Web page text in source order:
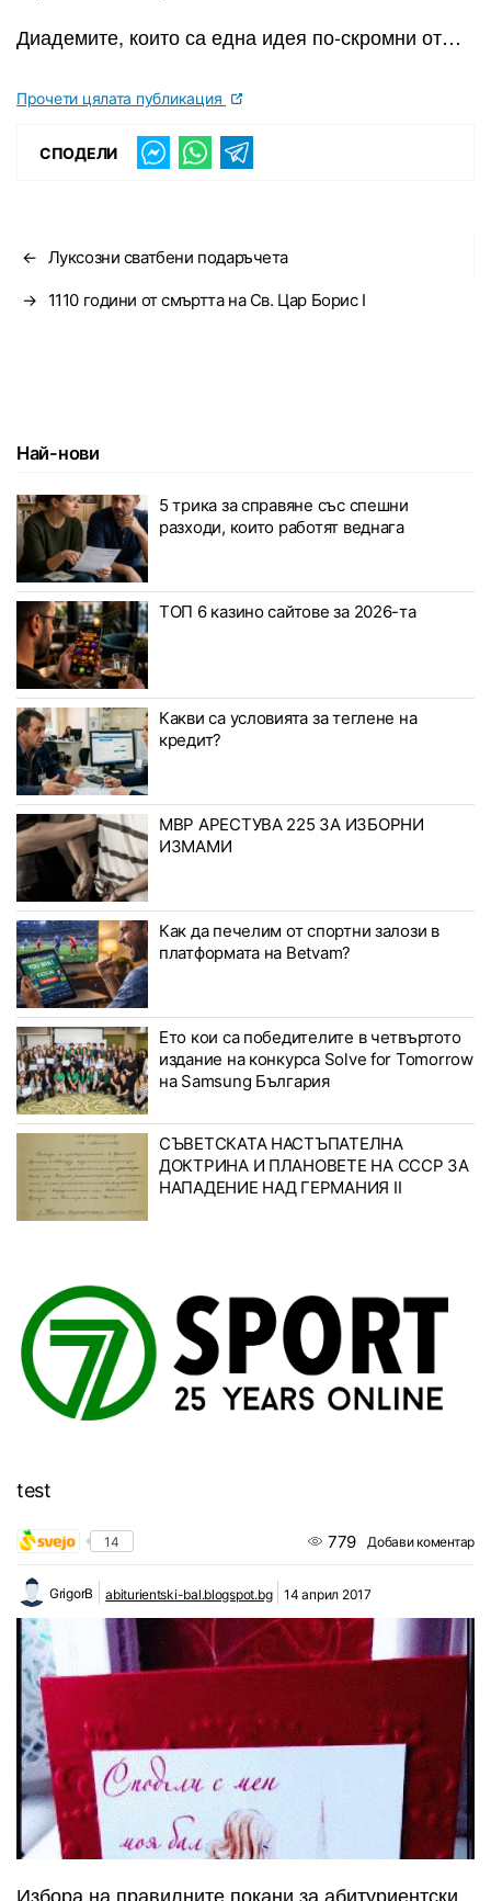
Диадемите, които са една идея по-скромни от…
Прочети цялата публикация
СПОДЕЛИ
← Луксозни сватбени подаръчета
→ 1110 години от смъртта на Св. Цар Борис І
Най-нови
5 трика за справяне със спешни
разходи, които работят веднага
ТОП 6 казино сайтове за 2026-та
Какви са условията за теглене на
кредит?
МВР АРЕСТУВА 225 ЗА ИЗБОРНИ
ИЗМАМИ
Как да печелим от спортни залози в
платформата на Betvam?
Ето кои са победителите в четвъртото
издание на конкурса Solve for Tomorrow
на Samsung България
СЪВЕТСКАТА НАСТЪПАТЕЛНА
ДОКТРИНА И ПЛАНОВЕТЕ НА СССР ЗА
НАПАДЕНИЕ НАД ГЕРМАНИЯ II
test
14 779 Добави коментар
GrigorB abiturientski-bal.blogspot.bg 14 април 2017
Избора на правилните покани за абитуриентски